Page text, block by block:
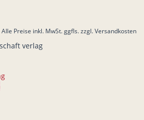
Preise inkl. MwSt. ggfls. zzgl. Versandkosten
verlag